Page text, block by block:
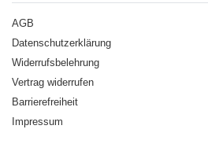
AGB
Datenschutzerklärung
Widerrufsbelehrung
Vertrag widerrufen
Barrierefreiheit
Impressum